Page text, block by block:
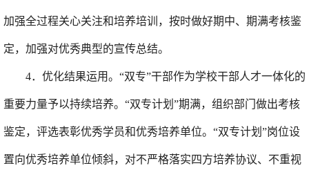
加强全过程关心关注和培养培训，按时做好期中、期满考核鉴
定，加强对优秀典型的宣传总结。
4． 优化结果运用。“双专”干部作为学校干部人才一体化的
重要力量予以持续培养。“双专计划”期满，组织部门做出考核
鉴定，评选表彰优秀学员和优秀培养单位。“双专计划”岗位设
置向优秀培养单位倾斜，对不严格落实四方培养协议、不重视